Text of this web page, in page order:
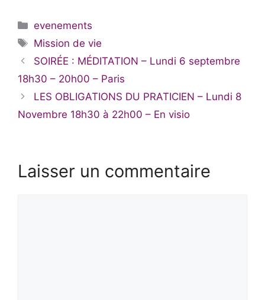
Catégories
evenements
Étiquettes
Mission de vie
SOIRÉE : MÉDITATION – Lundi 6 septembre
18h30 – 20h00 – Paris
LES OBLIGATIONS DU PRATICIEN – Lundi 8
Novembre 18h30 à 22h00 – En visio
Laisser un commentaire